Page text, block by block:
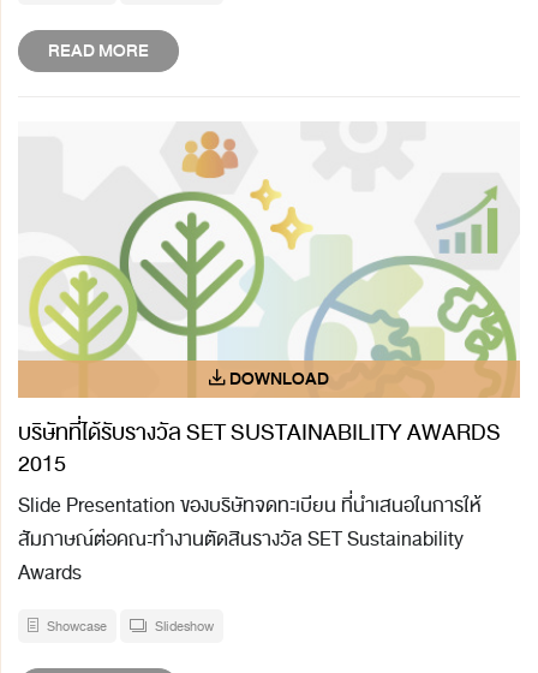
READ MORE
บริษัทที่ได้รับรางวัล SET SUSTAINABILITY AWARDS
2015
Slide Presentation ของบริษัทจดทะเบียน ที่นำเสนอในการให้
สัมภาษณ์ต่อคณะทำงานตัดสินรางวัล SET Sustainability
Awards
Showcase Slideshow